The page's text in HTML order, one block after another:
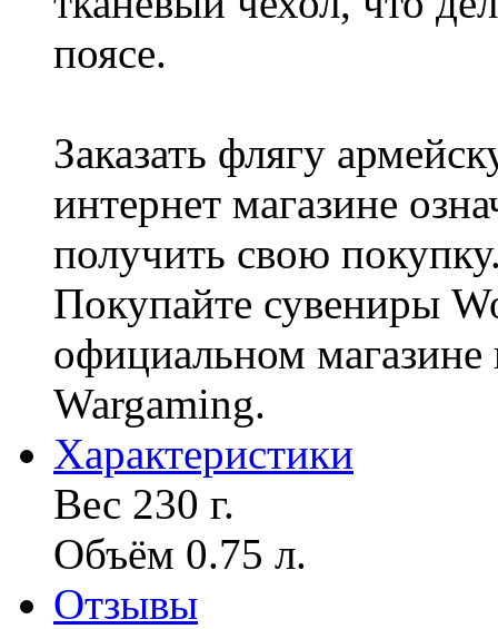
поясе.
Заказать флягу
интернет магазине
получить свою
Покупайте сувениры
официальном
Wargaming.
Характериcтики
Вес 230 г.
Объём 0.75 л.
Отзывы